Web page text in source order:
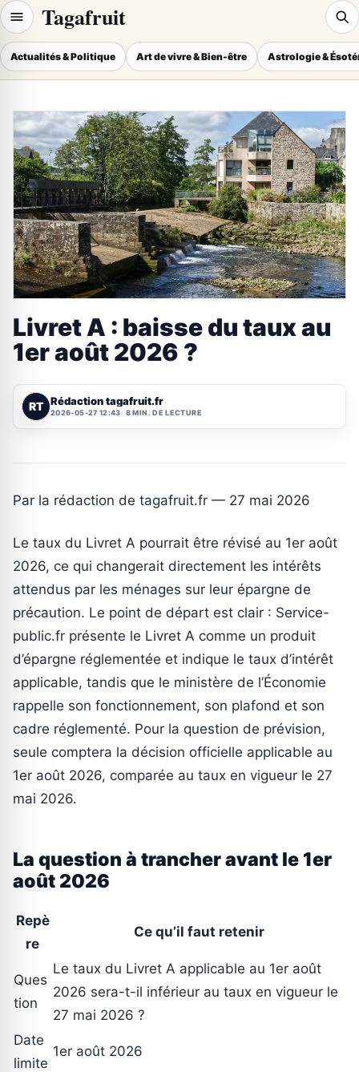
Tagafruit
Actualités & Politique Art de vivre & Bien-être Astrologie &
Livret A : baisse du taux au
1er août 2026 ?
RT Rédaction tagafruit.fr
2026-05-27 12:43 8 MIN. DE LECTURE
Par la rédaction de tagafruit.fr — 27 mai 2026
Le taux du Livret A pourrait être révisé au 1er août
2026, ce qui changerait directement les intérêts
attendus par les ménages sur leur épargne de
précaution. Le point de départ est clair : Service-
public.fr présente le Livret A comme un produit
d’épargne réglementée et indique le taux d’intérêt
applicable, tandis que le ministère de l’Économie
rappelle son fonctionnement, son plafond et son
cadre réglementé. Pour la question de prévision,
seule comptera la décision officielle applicable au
1er août 2026, comparée au taux en vigueur le 27
mai 2026.
La question à trancher avant le 1er
août 2026
Repè
re
Ce qu’il faut retenir
Ques
tion
Le taux du Livret A applicable au 1er août
2026 sera-t-il inférieur au taux en vigueur le
27 mai 2026 ?
Date
limite
1er août 2026